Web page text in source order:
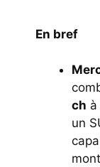
En bref
ch
un